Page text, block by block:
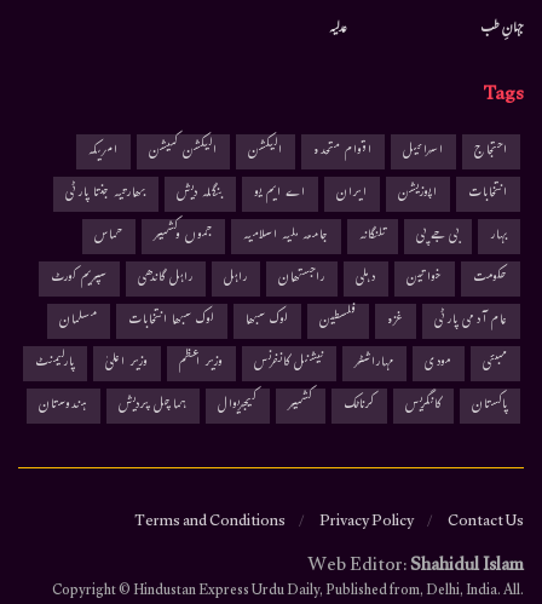
جہانِ طب
عدلیہ
Tags
احتجاج اسرائیل اقوام متحدہ الیکشن الیکشن کمیشن
امریکہ
انتخابات
اپوزیشن ایران اے ایم یو بنگلہ دیش
بھارتیہ جنتا پارٹی
بہار
بی جے پی تلنگانہ جامعہ ملیہ اسلامیہ جموں وکشمیر
حماس
حکومت
خواتین دہلی راجستھان راہل راہل گاندھی
سپریم کورٹ
عام آدمی پارٹی
غزہ فلسطین لوک سبھا لوک سبھا انتخابات
مسلمان
ممبئی
مودی مہاراشٹر نیشنل کانفرنس وزیر اعظم وزیر اعلیٰ
پارلیمنٹ
پاکستان
کانگریس کرناٹک کشمیر کیجریوال ہماچل پردیش ہندوستان
Contact Us
Privacy Policy
Terms and Conditions
Web Editor:Shahidul Islam
.Copyright © Hindustan Express Urdu Daily, Published from, Delhi, India. All